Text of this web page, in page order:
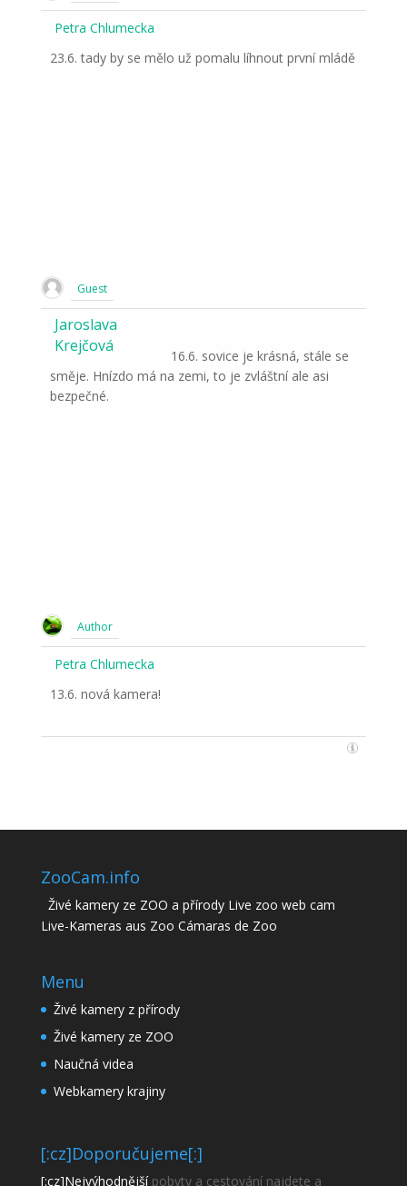
Petra Chlumecka
23.6. tady by se mělo už pomalu líhnout první mládě
Guest
Jaroslava
Krejčová
16.6. sovice je krásná, stále se
směje. Hnízdo má na zemi, to je zvláštní ale asi
bezpečné.
Author
Petra Chlumecka
13.6. nová kamera!
ZooCam.info
Živé kamery ze ZOO a přírody Live zoo web cam
Live-Kameras aus Zoo Cámaras de Zoo
Menu
Živé kamery z přírody
Živé kamery ze ZOO
Naučná videa
Webkamery krajiny
[:cz]Doporučujeme[:]
[:cz]Nejvýhodnější pobyty a cestování najdete a